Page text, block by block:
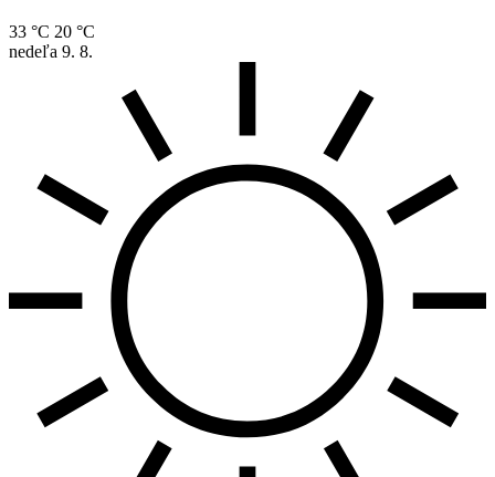
33 °C 20 °C
nedeľa 9. 8.